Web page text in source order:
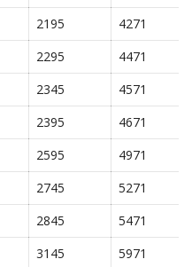
2195
4271
2295
4471
2345
4571
2395
4671
2595
4971
2745
5271
2845
5471
3145
5971